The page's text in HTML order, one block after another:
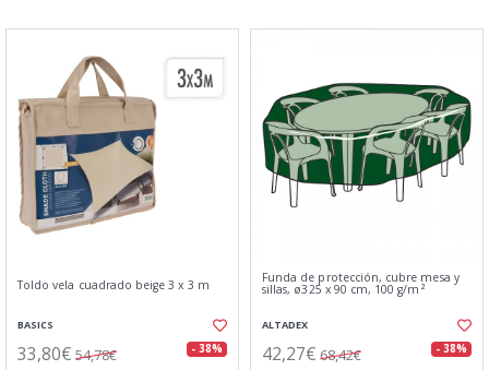
Toldo vela cuadrado beige 3 x 3 m
BASICS
33,80€ 54,78€ - 38%
Funda de protección, cubre mesa y
sillas, ø325 x 90 cm, 100 g/m²
ALTADEX
42,27€ 68,42€ - 38%